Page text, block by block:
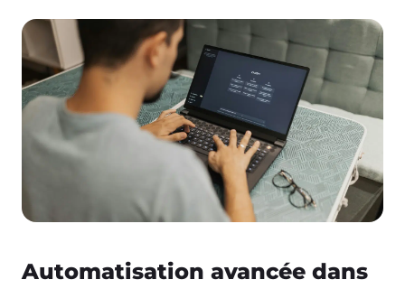
Automatisation avancée dans